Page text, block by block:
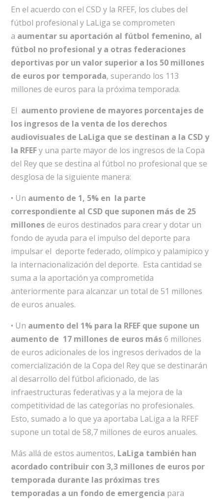
En el acuerdo con el CSD y la RFEF, los clubes del
fútbol profesional y LaLiga se comprometen
a aumentar su aportación al fútbol femenino, al
fútbol no profesional y a otras federaciones
deportivas por un valor superior a los 50 millones
de euros por temporada, superando los 113
millones de euros para la próxima temporada.
El aumento proviene de mayores porcentajes de
los ingresos de la venta de los derechos
audiovisuales de LaLiga que se destinan a la CSD y
la RFEFy una parte mayor de los ingresos de la Copa
del Rey que se destina al fútbol no profesional que se
desglosa de la siguiente manera:
• Un aumento de 1, 5% en la parte
correspondiente al CSD que suponen más de 25
millonesde euros destinados para crear y dotar un
fondo de ayuda para el impulso del deporte para
impulsar el deporte federado, olímpico y palamipico y
la internacionalización del deporte. Esta cantidad se
suma a la aportación ya comprometida
anteriormente para alcanzar un total de 51 millones
de euros anuales.
• Un aumento del 1% para la RFEF que supone un
aumento de 17 millones de euros más6 millones
de euros adicionales de los ingresos derivados de la
comercialización de la Copa del Rey que se destinarán
al desarrollo del fútbol aficionado, de las
infraestructuras federativas y a la mejora de la
competitividad de las categorías no profesionales.
Esto, sumado a lo que ya aportaba LaLiga a la RFEF
supone un total de 58,7 millones de euros anuales.
Más allá de estos aumentos, LaLiga también han
acordado contribuir con 3,3 millones de euros por
temporada durante las próximas tres
temporadas a un fondo de emergencia para